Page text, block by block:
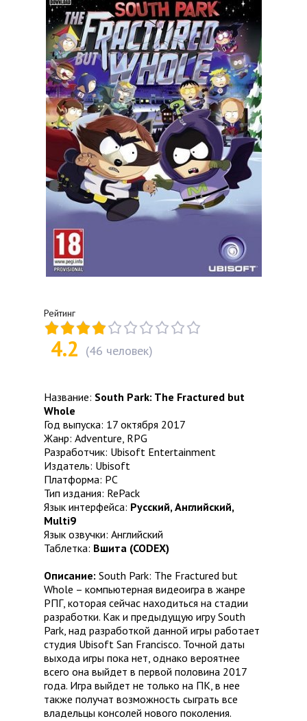
Рейтинг
4.2 (46 человек)
Название: South Park: The Fractured but
Whole
Год выпуска: 17 октября 2017
Жанр: Adventure, RPG
Разработчик: Ubisoft Entertainment
Издатель: Ubisoft
Платформа: PC
Тип издания: RePack
Язык интерфейса: Русский, Английский,
Multi9
Язык озвучки: Английский
Таблетка: Вшита (CODEX)
Описание: South Park: The Fractured but
Whole – компьютерная видеоигра в жанре
РПГ, которая сейчас находиться на стадии
разработки. Как и предыдущую игру South
Park, над разработкой данной игры работает
студия Ubisoft San Francisco. Точной даты
выхода игры пока нет, однако вероятнее
всего она выйдет в первой половина 2017
года. Игра выйдет не только на ПК, в нее
также получат возможность сыграть все
владельцы консолей нового поколения.